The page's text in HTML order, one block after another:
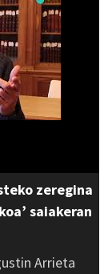
zeregina
saiakeran
Arrieta